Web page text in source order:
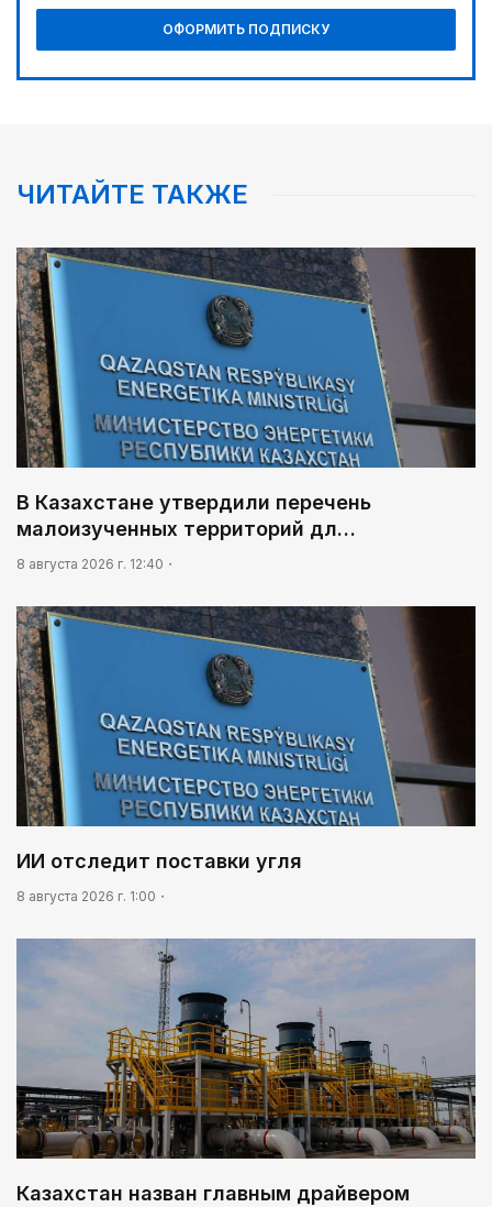
ОФОРМИТЬ ПОДПИСКУ
ЧИТАЙТЕ ТАКЖЕ
В Казахстане утвердили перечень
малоизученных территорий дл…
8 августа 2026 г. 12:40
ИИ отследит поставки угля
8 августа 2026 г. 1:00
Казахстан назван главным драйвером